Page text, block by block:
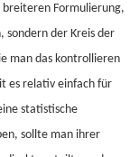
Formulierung,
sondern der Kreis der
man das kontrollieren
es relativ einfach für
statistische
sollte man ihrer